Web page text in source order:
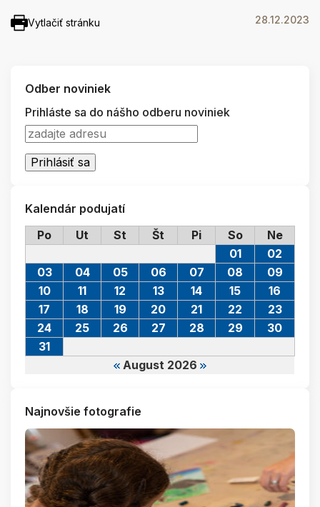
Vytlačiť stránku 28.12.2023
Odber noviniek
Prihláste sa do nášho odberu noviniek
Kalendár podujatí
Po
Ut St Št Pi So Ne
August 2026
01
02
03
04 05 06 07 08
09
10
11 12 13 14 15
16
17
18 19 20 21 22
23
24
25 26 27 28 29
30
31
Najnovšie fotografie